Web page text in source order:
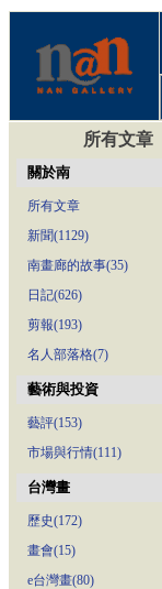
所有文章
關於南
所有文章
新聞(1129)
南畫廊的故事(35)
日記(626)
剪報(193)
名人部落格(7)
藝術與投資
藝評(153)
市場與行情(111)
台灣畫
歷史(172)
畫會(15)
e台灣畫(80)